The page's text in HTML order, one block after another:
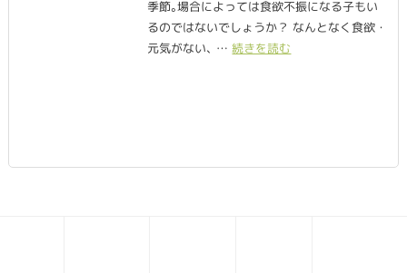
季節｡場合によっては食欲不振になる子もい
るのではないでしょうか？ なんとなく食欲・
元気がない､ …続きを読む